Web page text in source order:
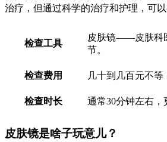
治疗，但通过科学的治疗和护理，可
检查工具
皮肤镜——皮肤科
节。
检查费用 几十到几百元不等
检查时长 通常30分钟左右，
皮肤镜是啥子玩意儿？